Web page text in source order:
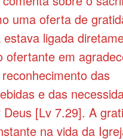
uma oferta de
estava ligada
ofertante em
das
e das
[Lv 7.29]. A
na vida da